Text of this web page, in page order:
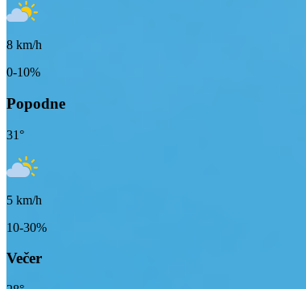
8 km/h
0-10%
Popodne
31°
5 km/h
10-30%
Večer